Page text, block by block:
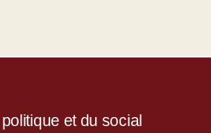
et du social